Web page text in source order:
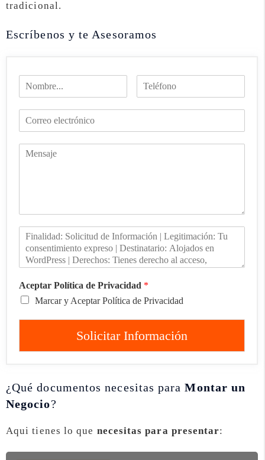
tradicional.
Escríbenos y te Asesoramos
Aceptar Política de Privacidad *
Marcar y Aceptar Política de Privacidad
Solicitar Información
¿Qué documentos necesitas paraMontar un
Negocio?
Aqui tienes lo que necesitas para presentar: